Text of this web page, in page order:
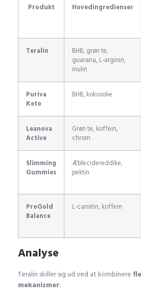
Produkt Hovedingredienser
Teralin
BHB, grøn te,
guarana, L-arginin,
inulin
Puriva
Keto
BHB, kokosolie
Leanova
Active
Grøn te, koffein,
chrom
Slimming
Gummies
Æblecidereddike,
pektin
ProGold
Balance
L-carnitin, koffein
Analyse
Teralin skiller sig ud ved at kombinere
mekanismer: